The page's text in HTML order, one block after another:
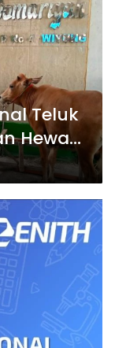
Teluk
Hewan